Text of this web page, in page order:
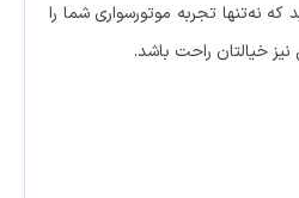
که نه‌تنها تجربه موتورسواری شما را
نیز خیالتان راحت باشد.